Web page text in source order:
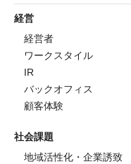
経営
経営者
ワークスタイル
IR
バックオフィス
顧客体験
社会課題
地域活性化・企業誘致